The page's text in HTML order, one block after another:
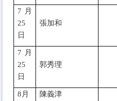
7 月
25
日
張加和
7 月
25
日
郭秀理
8 月
陳義津